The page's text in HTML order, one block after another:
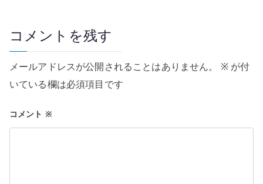
ー
シ
ョ
ン
コメントを残す
メールアドレスが公開されることはありません。 ※が付
いている欄は必須項目です
コメント ※